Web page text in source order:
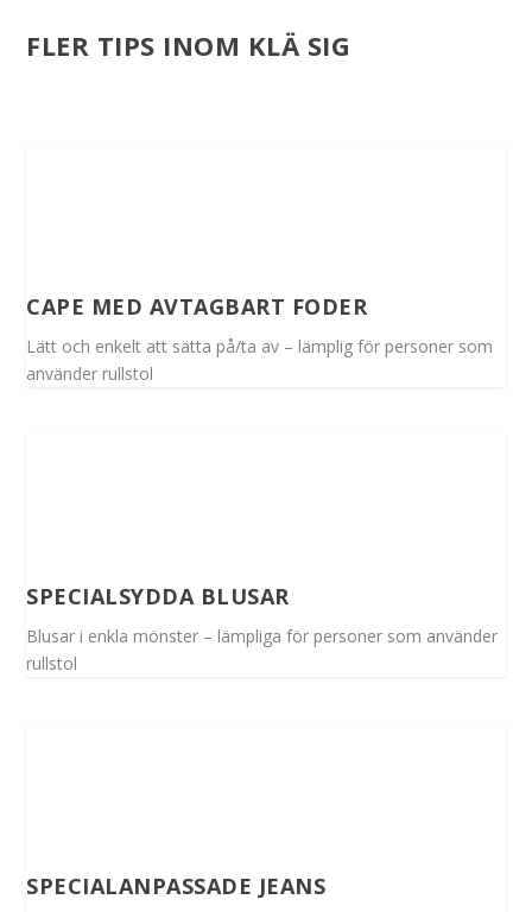
FLER TIPS INOM KLÄ SIG
CAPE MED AVTAGBART FODER
Lätt och enkelt att sätta på/ta av – lämplig för personer som
använder rullstol
SPECIALSYDDA BLUSAR
Blusar i enkla mönster – lämpliga för personer som använder
rullstol
SPECIALANPASSADE JEANS